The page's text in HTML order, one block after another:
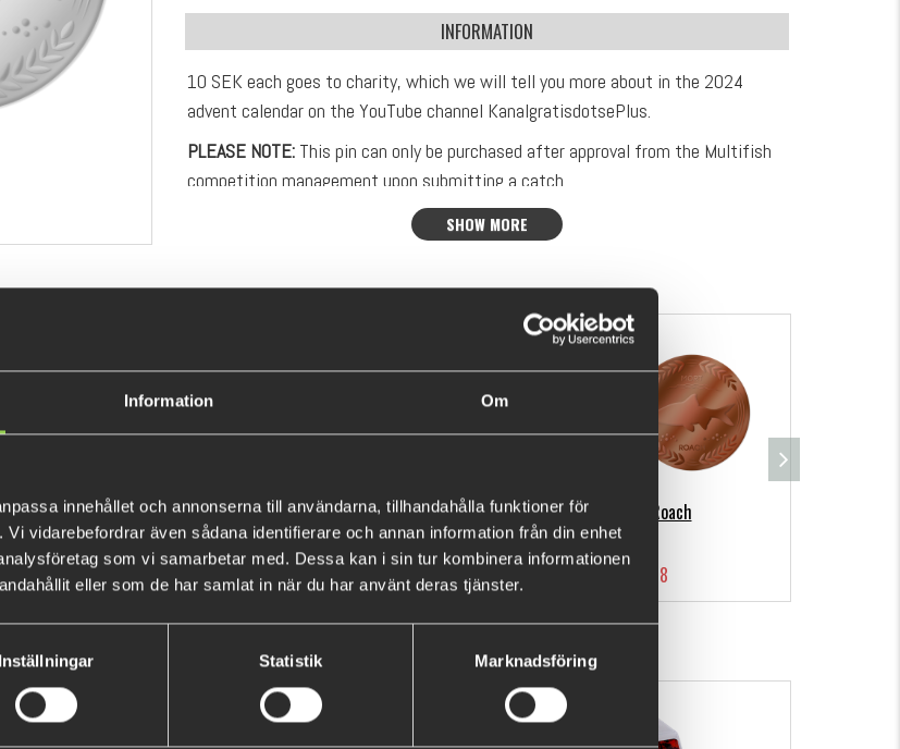
Information Om
innehållet och annonserna till användarna, tillhandahålla funktioner för
vidarebefordrar även sådana identifierare och annan information från din enhet
som vi samarbetar med. Dessa kan i sin tur kombinera informationen
eller som de har samlat in när du har använt deras tjänster.
Inställningar Statistik Marknadsföring
INFORMATION
10 SEK each goes to charity, which we will tell you more about in the 2024
advent calendar on the YouTube channel KanalgratisdotsePlus.
PLEASE NOTE: This pin can only be purchased after approval from the Multifish
competition management upon submitting a catch.
Exclusive Multifish pin in metal, approximately 2.6mm in diameter, with a pin on
SHOW MORE
Roach MM-B-Rudd
€4.48
MM-B-Roach
€4.48